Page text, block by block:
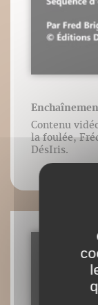
Contenu
la foulée,
DésIris.